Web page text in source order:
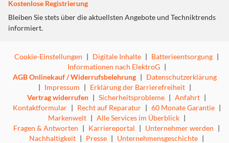
Kostenlose Registrierung
Bleiben Sie stets über die aktuellsten Angebote und Techniktrends
informiert.
Cookie-Einstellungen | Digitale Inhalte | Batterieentsorgung |
Informationen nach ElektroG |
AGB Onlinekauf / Widerrufsbelehrung | Datenschutzerklärung
| Impressum | Erklärung der Barrierefreiheit |
Vertrag widerrufen | Sicherheitsprobleme | Anfahrt |
Kontaktformular | Recht auf Reparatur | 60 Monate Garantie |
Markenwelt | Alle Services im Überblick |
Fragen & Antworten | Karriereportal | Unternehmer werden |
Nachhaltigkeit | Presse | Unternehmensgeschichte |